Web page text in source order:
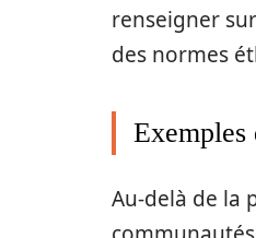
renseigner
des normes
Exemples
Au-delà de la